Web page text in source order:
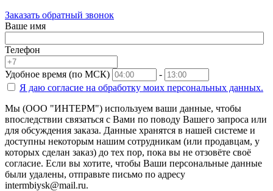
Заказать обратный звонок
Ваше имя
Телефон
Удобное время (по МСК)
-
Я даю согласие на обработку моих персональных данных.
Мы (ООО "ИНТЕРМ") используем ваши данные, чтобы
впоследствии связаться с Вами по поводу Вашего запроса или
для обсуждения заказа. Данные хранятся в нашей системе и
доступны некоторым нашим сотрудникам (или продавцам, у
которых сделан заказ) до тех пор, пока вы не отзовёте своё
согласие. Если вы хотите, чтобы Ваши персональные данные
были удалены, отправьте письмо по адресу
intermbiysk@mail.ru.